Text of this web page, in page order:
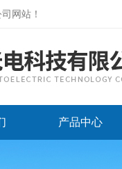
网站 ！
产品中心